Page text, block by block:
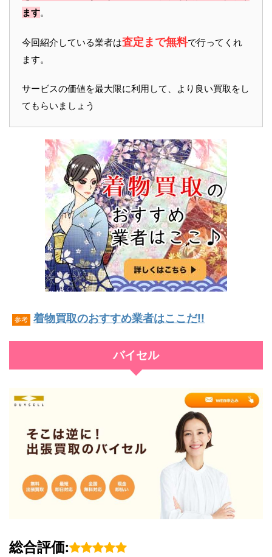
ます。
今回紹介している業者は査定まで無料で行ってくれ
ます。
サービスの価値を最大限に利用して、より良い買取をし
てもらいましょう
参考 着物買取のおすすめ業者はここだ!!
バイセル
総合評価: